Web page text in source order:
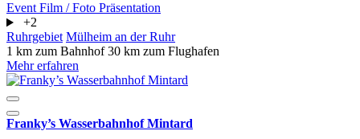
Event Film / Foto Präsentation
+2
Ruhrgebiet Mülheim an der Ruhr
1 km zum Bahnhof30 km zum Flughafen
Mehr erfahren
Franky’s Wasserbahnhof Mintard